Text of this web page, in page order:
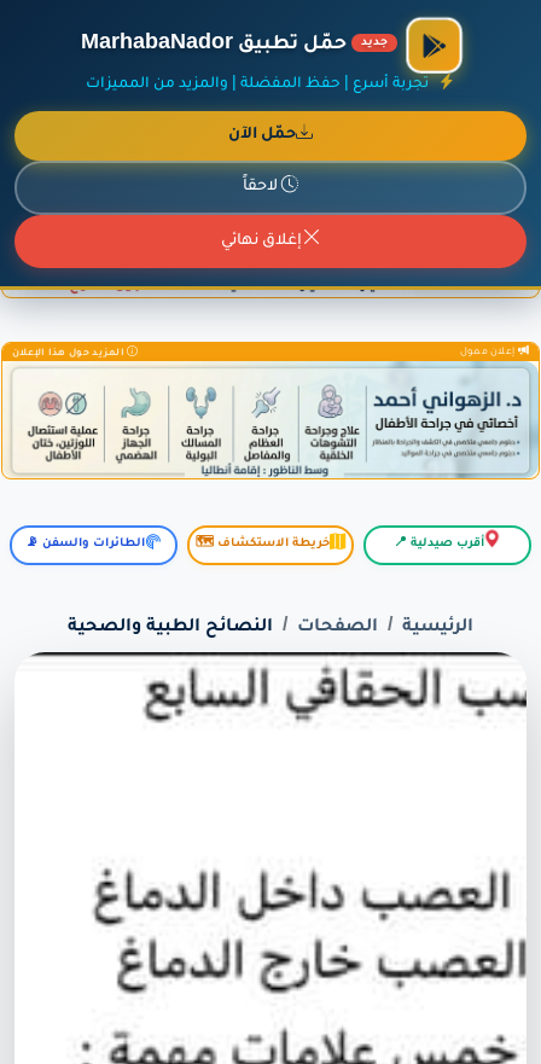
أضف نشاطك مجاناً
جديد حمّل تطبيق MarhabaNador
تجربة أسرع | حفظ المفضلة | والمزيد من المميزات
حمّل الآن
لاحقاً
إغلاق نهائي
إعلان ممول المزيد حول هذا الإعلان
إعلان ممول المزيد حول هذا الإعلان
أقرب صيدلية 📍 خريطة الاستكشاف 🗺️ الطائرات والسفن 📡
الرئيسية الصفحات النصائح الطبية والصحية